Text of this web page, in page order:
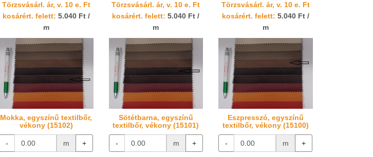
Törzsvásárl. ár, v. 10 e. Ft
kosárért. felett: 5.040 Ft /
m
Törzsvásárl. ár, v. 10 e. Ft
kosárért. felett: 5.040 Ft /
m
Törzsvásárl. ár, v. 10 e. Ft
kosárért. felett: 5.040 Ft /
m
Mokka, egyszínű textilbőr,
vékony (15102)
- m +
Sötétbarna, egyszínű
textilbőr, vékony (15101)
- m +
Eszpresszó, egyszínű
textilbőr, vékony (15100)
- m +